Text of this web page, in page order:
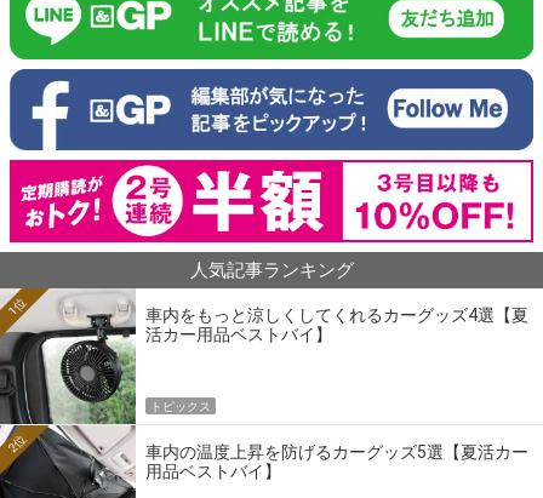
人気記事ランキング
車内をもっと涼しくしてくれるカーグッズ4選【夏
活カー用品ベストバイ】
1位
トピックス
車内の温度上昇を防げるカーグッズ5選【夏活カー
用品ベストバイ】
2位